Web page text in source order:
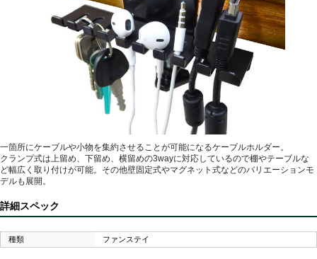
一箇所にケーブルや小物を集約させることが可能になるケーブルホルダー。
クランプ式は上留め、下留め、横留めの3wayに対応しているので棚やテーブルな
ど幅広く取り付けが可能。その他壁固定式やマグネット式などのバリエーションモ
デルも展開。
詳細スペック
種類 ファンステイ